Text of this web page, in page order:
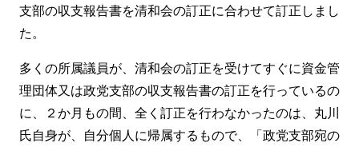
支部の収支報告書を清和会の訂正に合わせて訂正しまし
た。
多くの所属議員が、清和会の訂正を受けてすぐに資金管
理団体又は政党支部の収支報告書の訂正を行っているの
に、２か月もの間、全く訂正を行わなかったのは、丸川
氏自身が、自分個人に帰属するもので、「政党支部宛の